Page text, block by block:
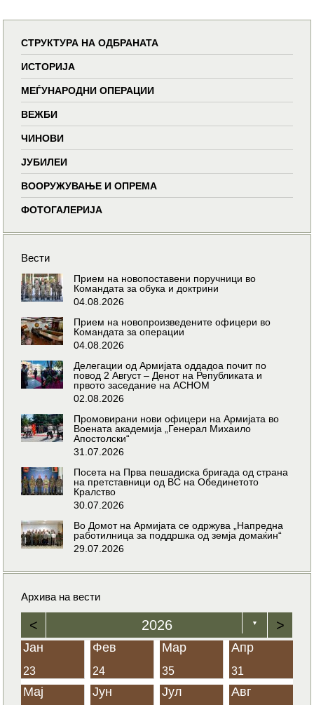
СТРУКТУРА НА ОДБРАНАТА
ИСТОРИЈА
МЕЃУНАРОДНИ ОПЕРАЦИИ
ВЕЖБИ
ЧИНОВИ
ЈУБИЛЕИ
ВООРУЖУВАЊЕ И ОПРЕМА
ФОТОГАЛЕРИЈА
Вести
Прием на новопоставени поручници во
Командата за обука и доктрини
04.08.2026
Прием на новопроизведените офицери во
Командата за операции
04.08.2026
Делегации од Армијата оддадоа почит по
повод 2 Август – Денот на Републиката и
првото заседание на АСНОМ
02.08.2026
Промовирани нови офицери на Армијата во
Воената академија „Генерал Михаило
Апостолски“
31.07.2026
Посета на Прва пешадиска бригада од страна
на претставници од ВС на Обединетото
Кралство
30.07.2026
Во Домот на Армијата се одржува „Напредна
работилница за поддршка од земја домаќин“
29.07.2026
Архива на вести
< 2026 ▼ >
Јан
23
Фев
24
Мар
35
Апр
31
Мај Јун Јул Авг